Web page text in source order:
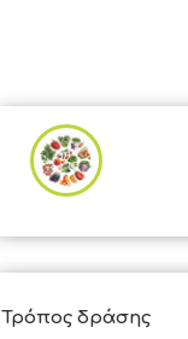
Τρόπος δράσης